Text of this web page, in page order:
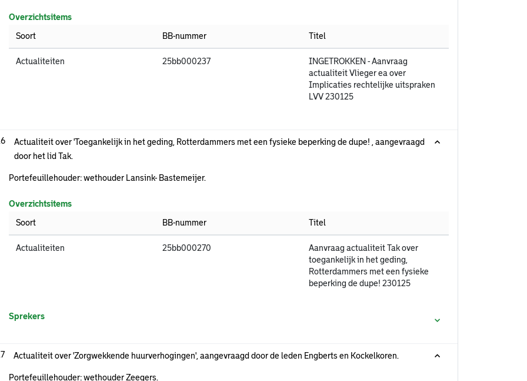
Overzichtsitems
Soort
BB-nummer Titel
Actualiteiten 25bb000237
INGETROKKEN - Aanvraag
actualiteit Vlieger ea over
Implicaties rechtelijke uitspraken
LVV 230125
Actualiteit over 'Toegankelijk in het geding, Rotterdammers met een fysieke beperking de dupe! , aangevraagd
door het lid Tak.
Portefeuillehouder: wethouder Lansink- Bastemeijer.
Overzichtsitems
Soort
BB-nummer Titel
Actualiteiten 25bb000270
Aanvraag actualiteit Tak over
toegankelijk in het geding,
Rotterdammers met een fysieke
beperking de dupe! 230125
Sprekers
Actualiteit over 'Zorgwekkende huurverhogingen', aangevraagd door de leden Engberts en Kockelkoren.
Portefeuillehouder: wethouder Zeegers.